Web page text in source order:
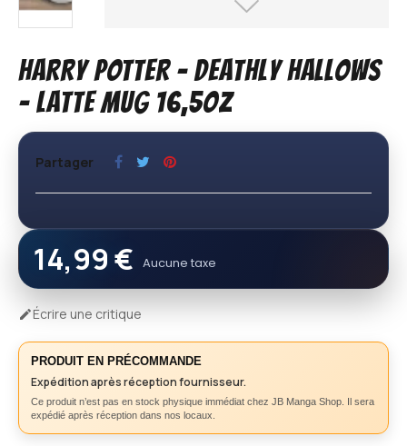
HARRY POTTER - Deathly Hallows
- Latte Mug 16,5oz
Partager
14,99 € Aucune taxe
Écrire une critique
PRODUIT EN PRÉCOMMANDE
Expédition après réception fournisseur.
Ce produit n’est pas en stock physique immédiat chez JB Manga Shop. Il sera
expédié après réception dans nos locaux.